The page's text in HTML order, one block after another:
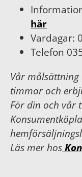
här
Vardagar:
Telefon
Vår
timmar och
För din och vår
Läs mer hos